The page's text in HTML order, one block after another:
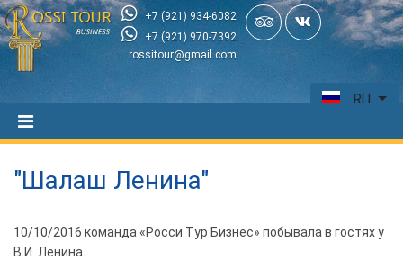
+7 (921) 934-6082
+7 (921) 970-7392
rossitour@gmail.com
RU
"Шалаш Ленина"
10/10/2016 команда «Росси Тур Бизнес» побывала в гостях у
В.И. Ленина.